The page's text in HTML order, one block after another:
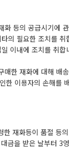
화 등의 공급시기에
의 필요한 조치를
이내에 조치를 취
매한 재화에 대해 배
한 이용자의 손해를
재화등이 품절 등
금을 받은 날부터 3